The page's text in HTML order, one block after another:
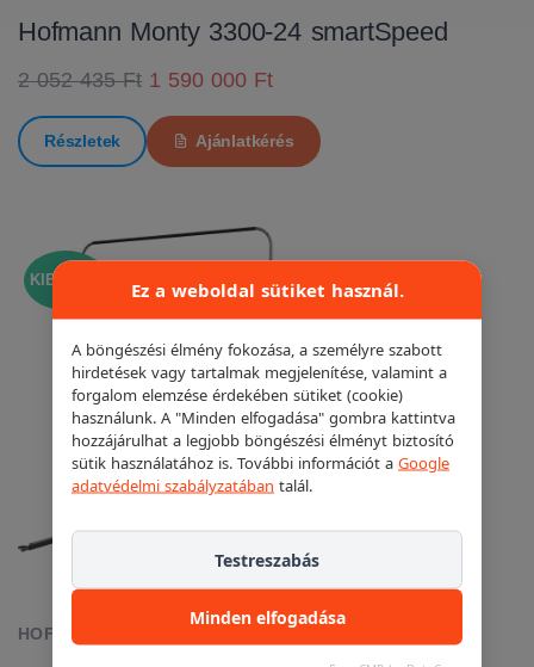
Hofmann Monty 3300-24 smartSpeed
2 052 435 Ft 1 590 000 Ft
Részletek Ajánlatkérés
KIEMELT!
HOFMANN
Ez a weboldal sütiket használ.
A böngészési élmény fokozása, a személyre szabott
hirdetések vagy tartalmak megjelenítése, valamint a
forgalom elemzése érdekében sütiket (cookie)
használunk. A "Minden elfogadása" gombra kattintva
hozzájárulhat a legjobb böngészési élményt biztosító
sütik használatához is. További információt a Google
adatvédelmi szabályzatában talál.
Minden elfogadása
Testreszabás